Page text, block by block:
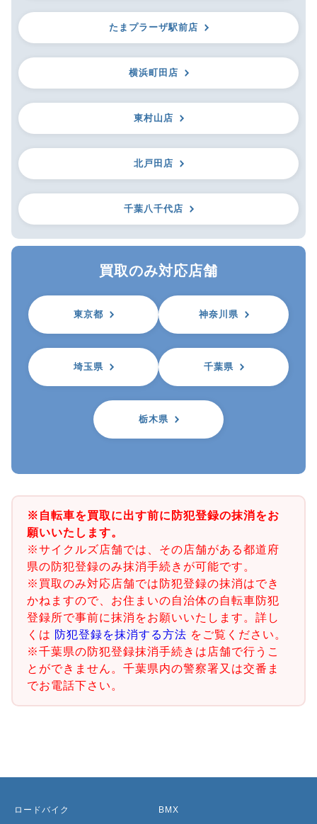
たまプラーザ駅前店
横浜町田店
東村山店
北戸田店
千葉八千代店
買取のみ対応店舗
東京都 神奈川県
埼玉県 千葉県
栃木県
※自転車を買取に出す前に防犯登録の抹消をお
願いいたします。
※サイクルズ店舗では、その店舗がある都道府
県の防犯登録のみ抹消手続きが可能です。
※買取のみ対応店舗では防犯登録の抹消はでき
かねますので、お住まいの自治体の自転車防犯
登録所で事前に抹消をお願いいたします。詳し
くは 防犯登録を抹消する方法 をご覧ください。
※千葉県の防犯登録抹消手続きは店舗で行うこ
とができません。千葉県内の警察署又は交番ま
でお電話下さい。
ロードバイク BMX